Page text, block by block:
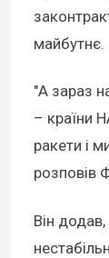
майбутнє.
"А зараз
– країни
ракети і
розповів
Він додав,